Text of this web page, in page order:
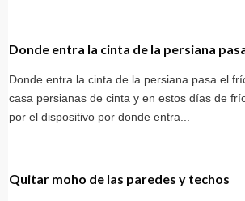
Donde entra la cinta de la persiana
Donde entra la cinta de la persiana pasa el
casa persianas de cinta y en estos días de
por el dispositivo por donde entra...
Quitar moho de las paredes y techos